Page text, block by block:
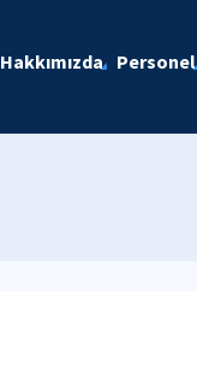
Hakkımızda Personel